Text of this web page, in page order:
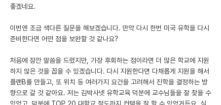
좋겠네요.
이번엔 조금 색다른 질문을 해보겠습니다. 만약 다시 한번 미국 유학을 다시
준비한다면 어떤 점을 보완할 것 같나요?
처음에 잠깐 말씀을 드렸지만, 가장 후회하는 점이라면 더 많은 학교에 지원
하지 않은 것을 꼽을 수 있겠습니다. 다시 지원한다면 다채롭게 지원을 해서
플랜B를 만들고, 또 위치 등 여러가지 요건을 고려해서 진학을 결정하는 방
향으로 갈 것 같아요. 저는 김박사넷 유학교육 덕분에 교수님들을 잘 찾을 수
있었고, 덕분에 TOP 20 대학교 정도까지 컨택을 잘 할 수 있었거든요. 실